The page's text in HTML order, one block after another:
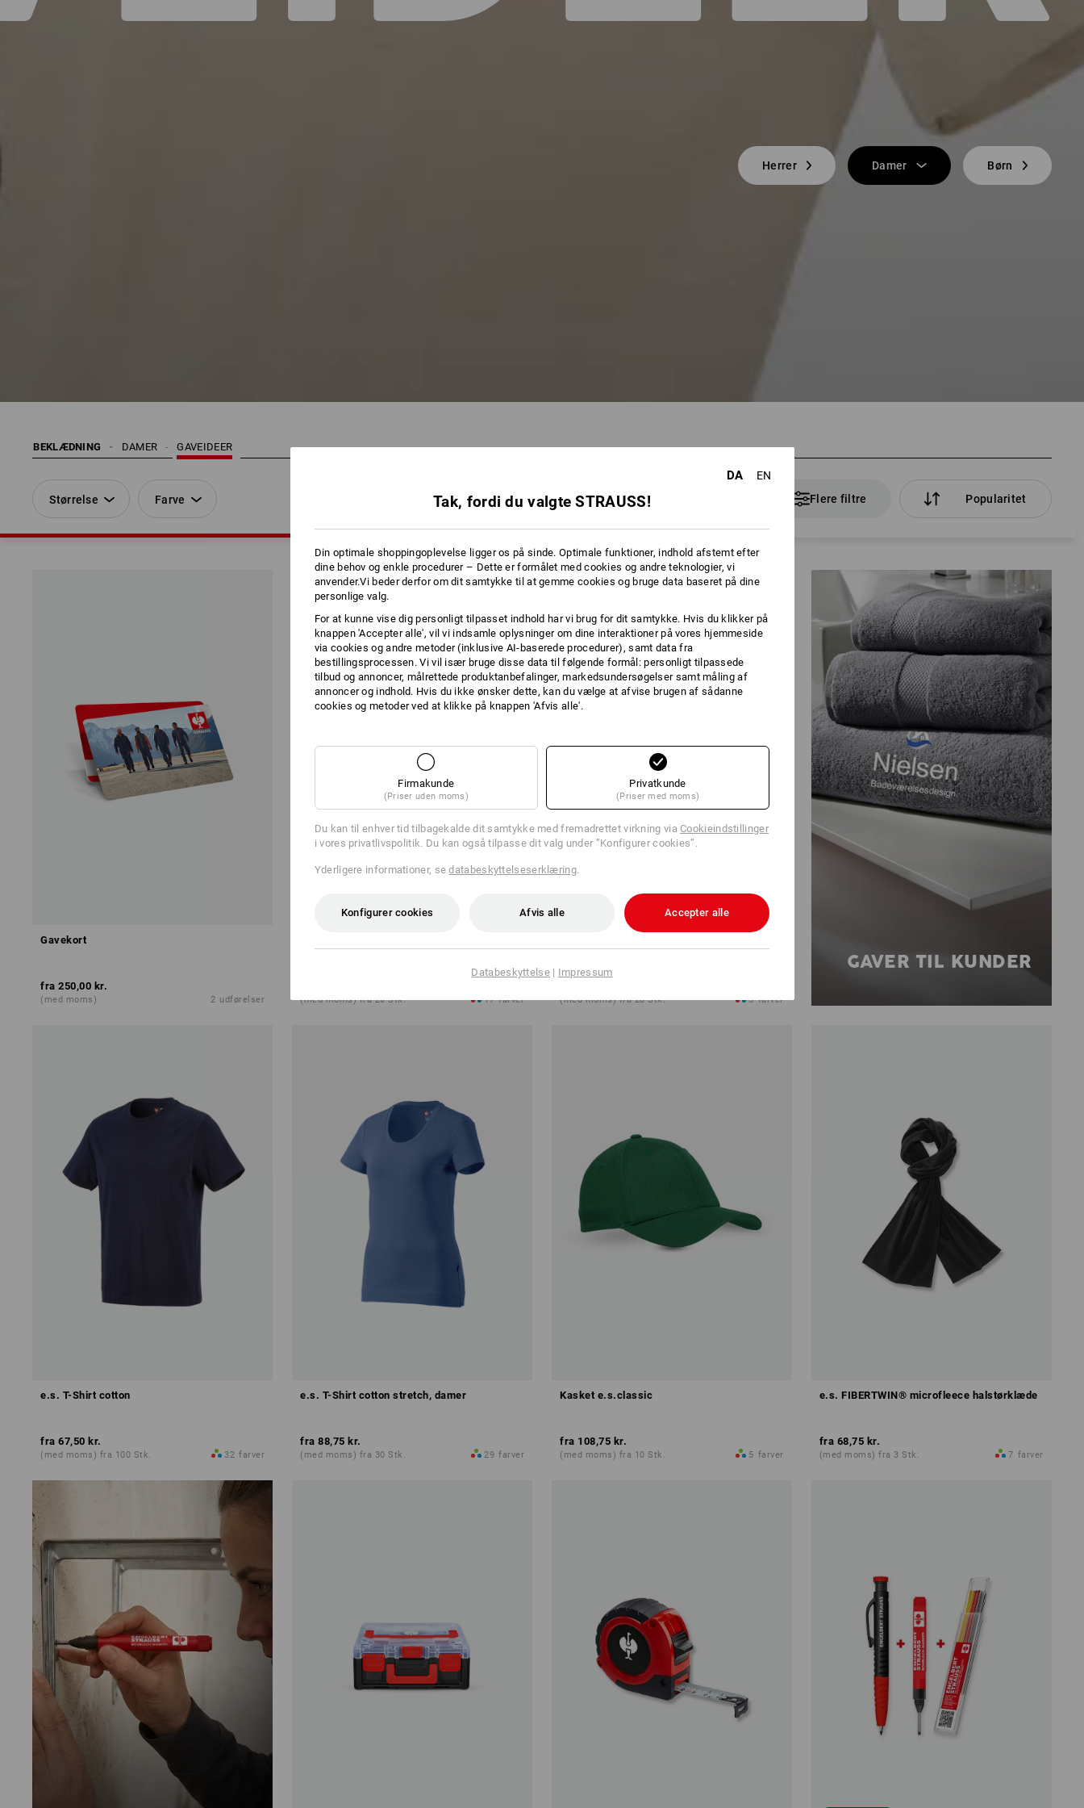
Herrer Damer Børn
BEKLÆDNING GAVEIDEER
DAMER
Størrelse Farve Flere filtre Popularitet
Gavekort
fra 250,00 kr.
(med moms) 2 udførelser (med moms) fra 20 Stk. 17 farver (med moms) fra 20 Stk. 5 farver
GAVER TIL KUNDER
e.s. T-Shirt cotton
fra 67,50 kr.
(med moms) fra 100 Stk. 32 farver
e.s. T-Shirt cotton stretch, damer
fra 88,75 kr.
(med moms) fra 30 Stk. 29 farver
Kasket e.s.classic
fra 108,75 kr.
(med moms) fra 10 Stk. 5 farver
e.s. FIBERTWIN® microfleece halstørklæde
fra 68,75 kr.
(med moms) fra 3 Stk. 7 farver
DA EN
Tak, fordi du valgte STRAUSS!
Din optimale shoppingoplevelse ligger os på sinde. Optimale funktioner, indhold afstemt efter
dine behov og enkle procedurer – Dette er formålet med cookies og andre teknologier, vi
anvender.Vi beder derfor om dit samtykke til at gemme cookies og bruge data baseret på dine
personlige valg.
For at kunne vise dig personligt tilpasset indhold har vi brug for dit samtykke. Hvis du klikker på
knappen 'Accepter alle', vil vi indsamle oplysninger om dine interaktioner på vores hjemmeside
via cookies og andre metoder (inklusive AI-baserede procedurer), samt data fra
bestillingsprocessen. Vi vil især bruge disse data til følgende formål: personligt tilpassede
tilbud og annoncer, målrettede produktanbefalinger, markedsundersøgelser samt måling af
annoncer og indhold. Hvis du ikke ønsker dette, kan du vælge at afvise brugen af sådanne
cookies og metoder ved at klikke på knappen 'Afvis alle'.
Firmakunde
(Priser uden moms)
Privatkunde
(Priser med moms)
Du kan til enhver tid tilbagekalde dit samtykke med fremadrettet virkning viaCookieindstillinger
i vores privatlivspolitik. Du kan også tilpasse dit valg under ”Konfigurer cookies”.
Yderligere informationer, sedatabeskyttelseserklæring.
Konfigurer cookies Afvis alle Accepter alle
Databeskyttelse| Impressum